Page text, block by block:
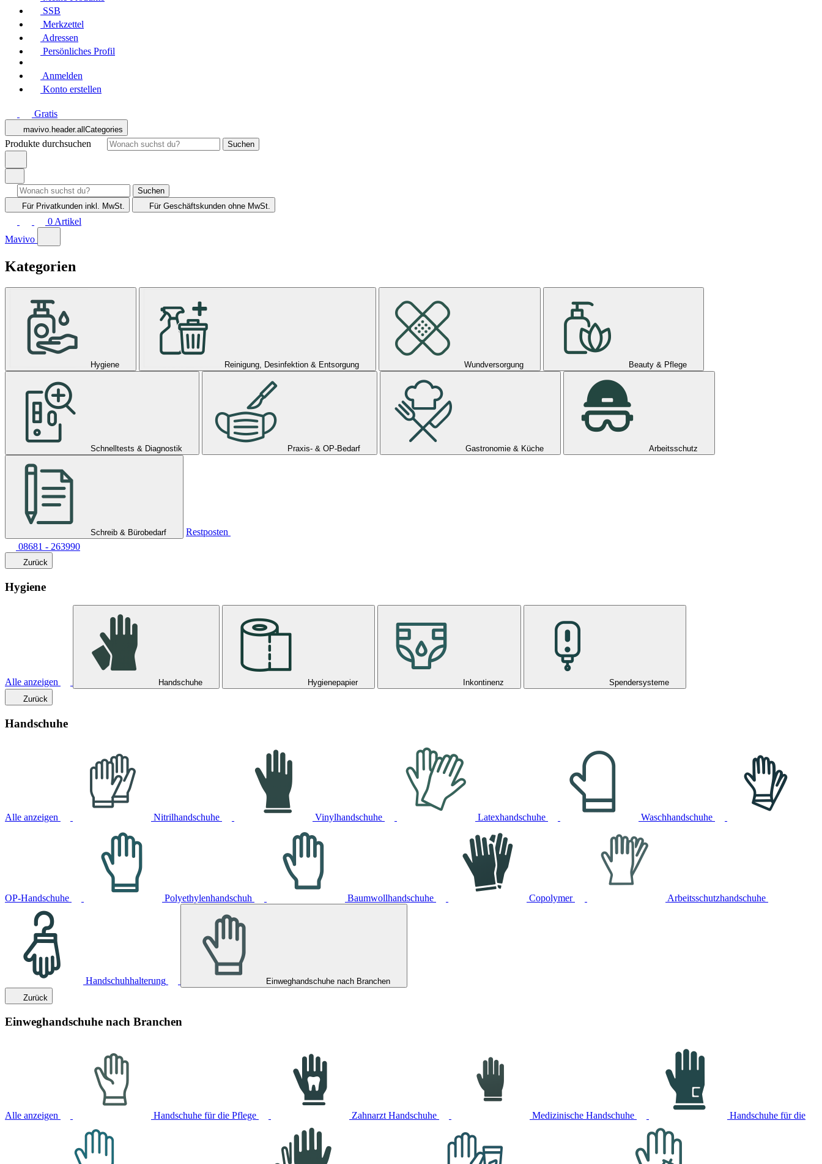
SSB
Merkzettel
Adressen
Persönliches Profil
Anmelden
Konto erstellen
Gratis
mavivo.header.allCategories
Produkte durchsuchen Suchen
Suchen
Für Privatkunden inkl. MwSt. Für Geschäftskunden ohne MwSt.
0 Artikel
Mavivo
Kategorien
Hygiene Reinigung, Desinfektion & Entsorgung Wundversorgung Beauty & Pflege
Schnelltests & Diagnostik Praxis- & OP-Bedarf Gastronomie & Küche Arbeitsschutz
Schreib & Bürobedarf
Restposten
08681 - 263990
Zurück
Hygiene
Alle anzeigen Handschuhe Hygienepapier Inkontinenz
Spendersysteme
Zurück
Handschuhe
Alle anzeigen Nitrilhandschuhe Vinylhandschuhe Latexhandschuhe Waschhandschuhe
OP-Handschuhe Polyethylenhandschuh Baumwollhandschuhe Copolymer Arbeitsschutzhandschuhe
Handschuhhalterung
Einweghandschuhe nach Branchen
Zurück
Einweghandschuhe nach Branchen
Alle anzeigen Handschuhe für die Pflege Zahnarzt Handschuhe Medizinische Handschuhe Handschuhe für die